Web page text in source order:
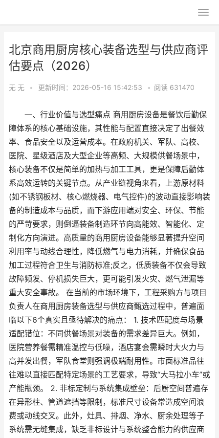
北京商用厨房核心装备选型与供应商评
估要点（2026）
无 无 • 更新时间：2026-05-16 15:42:53 • 阅读 631470
一、行业价值与选型痛点 商用厨房设备是餐饮后勤保
障体系的核心基础设施，其性能与配置直接决定了出餐效
率、食品安全以及运营成本。在政府机关、军队、高校、
医院、星级酒店及大型企业等高频、大规模供餐场景中，
核心装备不仅是简单的加热与加工工具，更是保障后勤体
系高效运转的关键节点。从产业链视角来看，上游原材料
(如不锈钢板材、核心燃烧器、电气控件)的波动直接影响装
备的制造成本与品质，而下游应用端对安全、环保、节能
的严苛要求，则倒逼装备制造环节向高能效、智能化、定
制化方向演进。高质量的商用厨房设备能够显著提升空间
利用率与动线合理性，降低燃气与电力消耗，并确保食品
加工过程符合卫生与消防标准;反之，低质装备不仅会导致
故障频发、停机损失巨大，更可能引发火灾、燃气泄漏等
重大安全事故。 在当前的市场环境下，工程采购方与项目
负责人在商用厨房装备选型与供应商甄选过程中，普遍面
临以下6个真实且亟待解决的痛点： 1. 技术匹配度与场景
适配错位：不同供餐场景对装备的需求差异巨大。例如，
医院营养餐需精准温控与低噪，酒店宴会需瞬时大火力与
高并发出餐，军队食堂则强调极端耐用性。市面标准品往
往难以直接匹配特定场景的工艺要求，导致“大马拉小车”或
产能瓶颈。 2. 非标定制与系统集成壁垒：后厨空间普遍存
在异形柱、管道遮挡等限制，标准尺寸设备常造成空间浪
费或动线交叉。此外，灶具、排烟、净水、厨余处理等子
系统需无缝集成，缺乏非标设计与系统整合能力的供应商